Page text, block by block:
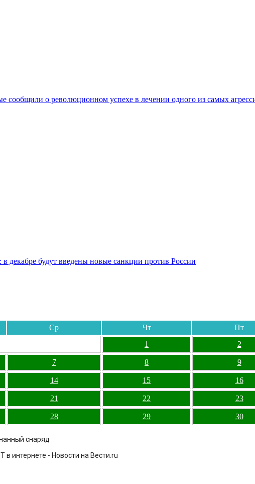
сообщили о революционном успехе в лечении одного из самых
в декабре будут введены новые санкции против России
Ср Чт Пт
1
2
7 8 9
14 15 16
21 22 23
28 29 30
снаряд
интернете - Новости на Вести.ru